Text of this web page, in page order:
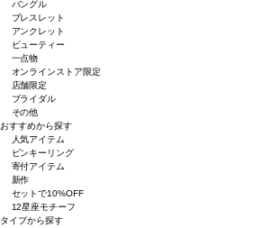
バングル
ブレスレット
アンクレット
ビューティー
一点物
オンラインストア限定
店舗限定
ブライダル
その他
おすすめから探す
人気アイテム
ピンキーリング
寄付アイテム
新作
セットで10%OFF
12星座モチーフ
タイプから探す